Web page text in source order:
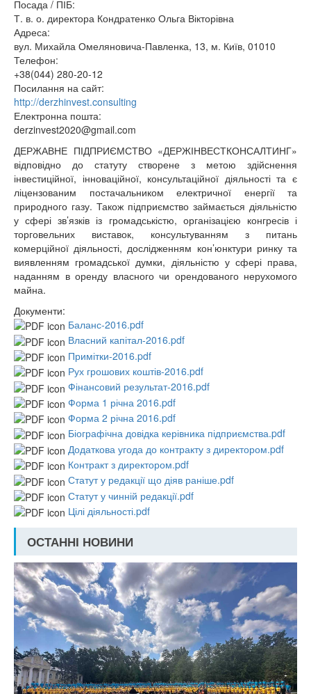
Посада / ПІБ:
Т. в. о. директора Кондратенко Ольга Вікторівна
Адреса:
вул. Михайла Омеляновича-Павленка, 13, м. Київ, 01010
Телефон:
+38(044) 280-20-12
Посилання на сайт:
http://derzhinvest.consulting
Електронна пошта:
derzinvest2020@gmail.com
ДЕРЖАВНЕ ПІДПРИЄМСТВО «ДЕРЖІНВЕСТКОНСАЛТИНГ»
відповідно до статуту створене з метою здійснення
інвестиційної, інноваційної, консультаційної діяльності та є
ліцензованим постачальником електричної енергії та
природного газу. Також підприємство займається діяльністю
у сфері зв’язків із громадськістю, організацією конгресів і
торговельних виставок, консультуванням з питань
комерційної діяльності, дослідженням кон’юнктури ринку та
виявленням громадської думки, діяльністю у сфері права,
наданням в оренду власного чи орендованого нерухомого
майна.
Документи:
Баланс-2016.pdf
Власний капітал-2016.pdf
Примітки-2016.pdf
Рух грошових коштів-2016.pdf
Фінансовий результат-2016.pdf
Форма 1 річна 2016.pdf
Форма 2 річна 2016.pdf
Біографічна довідка керівника підприємства.pdf
Додаткова угода до контракту з директором.pdf
Контракт з директором.pdf
Статут у редакції що діяв раніше.pdf
Статут у чинній редакції.pdf
Цілі діяльності.pdf
ОСТАННІ НОВИНИ